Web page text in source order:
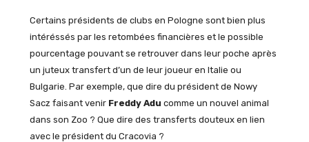
Certains présidents de clubs en Pologne sont bien plus
intéréssés par les retombées financières et le possible
pourcentage pouvant se retrouver dans leur poche après
un juteux transfert d’un de leur joueur en Italie ou
Bulgarie. Par exemple, que dire du président de Nowy
Sacz faisant venir Freddy Adu comme un nouvel animal
dans son Zoo ? Que dire des transferts douteux en lien
avec le président du Cracovia ?